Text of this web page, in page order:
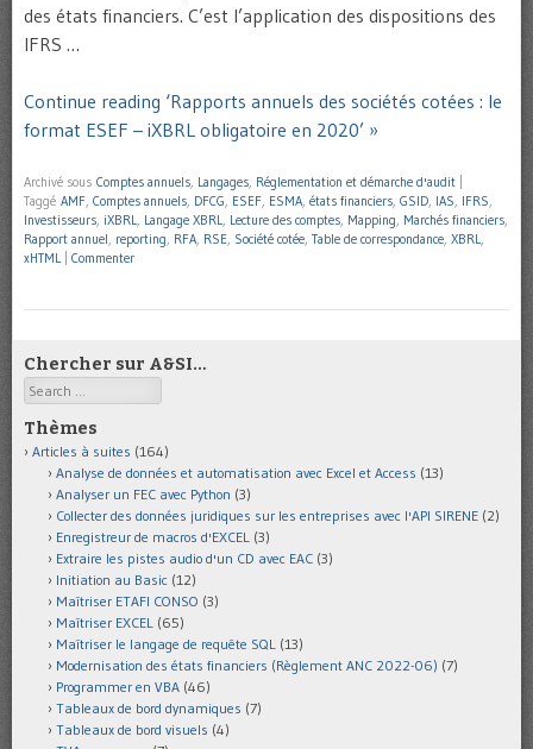
des états financiers. C’est l’application des dispositions des
IFRS …
Continue reading ‘Rapports annuels des sociétés cotées : le
format ESEF – iXBRL obligatoire en 2020’ »
Archivé sous Comptes annuels Langages Réglementation et démarche d'audit
Taggé AMF Comptes annuels DFCG ESEF ESMA états financiers GSID IAS IFRS
Investisseurs iXBRL Langage XBRL Lecture des comptes Mapping Marchés financiers
Rapport annuel reporting RFA RSE Société cotée Table de correspondance XBRL
xHTML
Commenter
Chercher sur A&SI…
Search
Thèmes
Articles à suites (164)
Analyse de données et automatisation avec Excel et Access (13)
Analyser un FEC avec Python (3)
Collecter des données juridiques sur les entreprises avec l'API SIRENE (2)
Enregistreur de macros d'EXCEL (3)
Extraire les pistes audio d'un CD avec EAC (3)
Initiation au Basic (12)
Maîtriser ETAFI CONSO (3)
Maîtriser EXCEL (65)
Maîtriser le langage de requête SQL (13)
Modernisation des états financiers (Règlement ANC 2022-06) (7)
Programmer en VBA (46)
Tableaux de bord dynamiques (7)
Tableaux de bord visuels (4)